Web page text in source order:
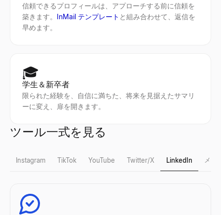
信頼できるプロフィールは、アプローチする前に信頼を
築きます。 InMail テンプレート と組み合わせて、返信を
早めます。
🎓
学生＆新卒者
限られた経験を、自信に満ちた、将来を見据えたサマリ
ーに変え、扉を開きます。
ツール一式を見る
Instagram TikTok YouTube Twitter/X LinkedIn メー